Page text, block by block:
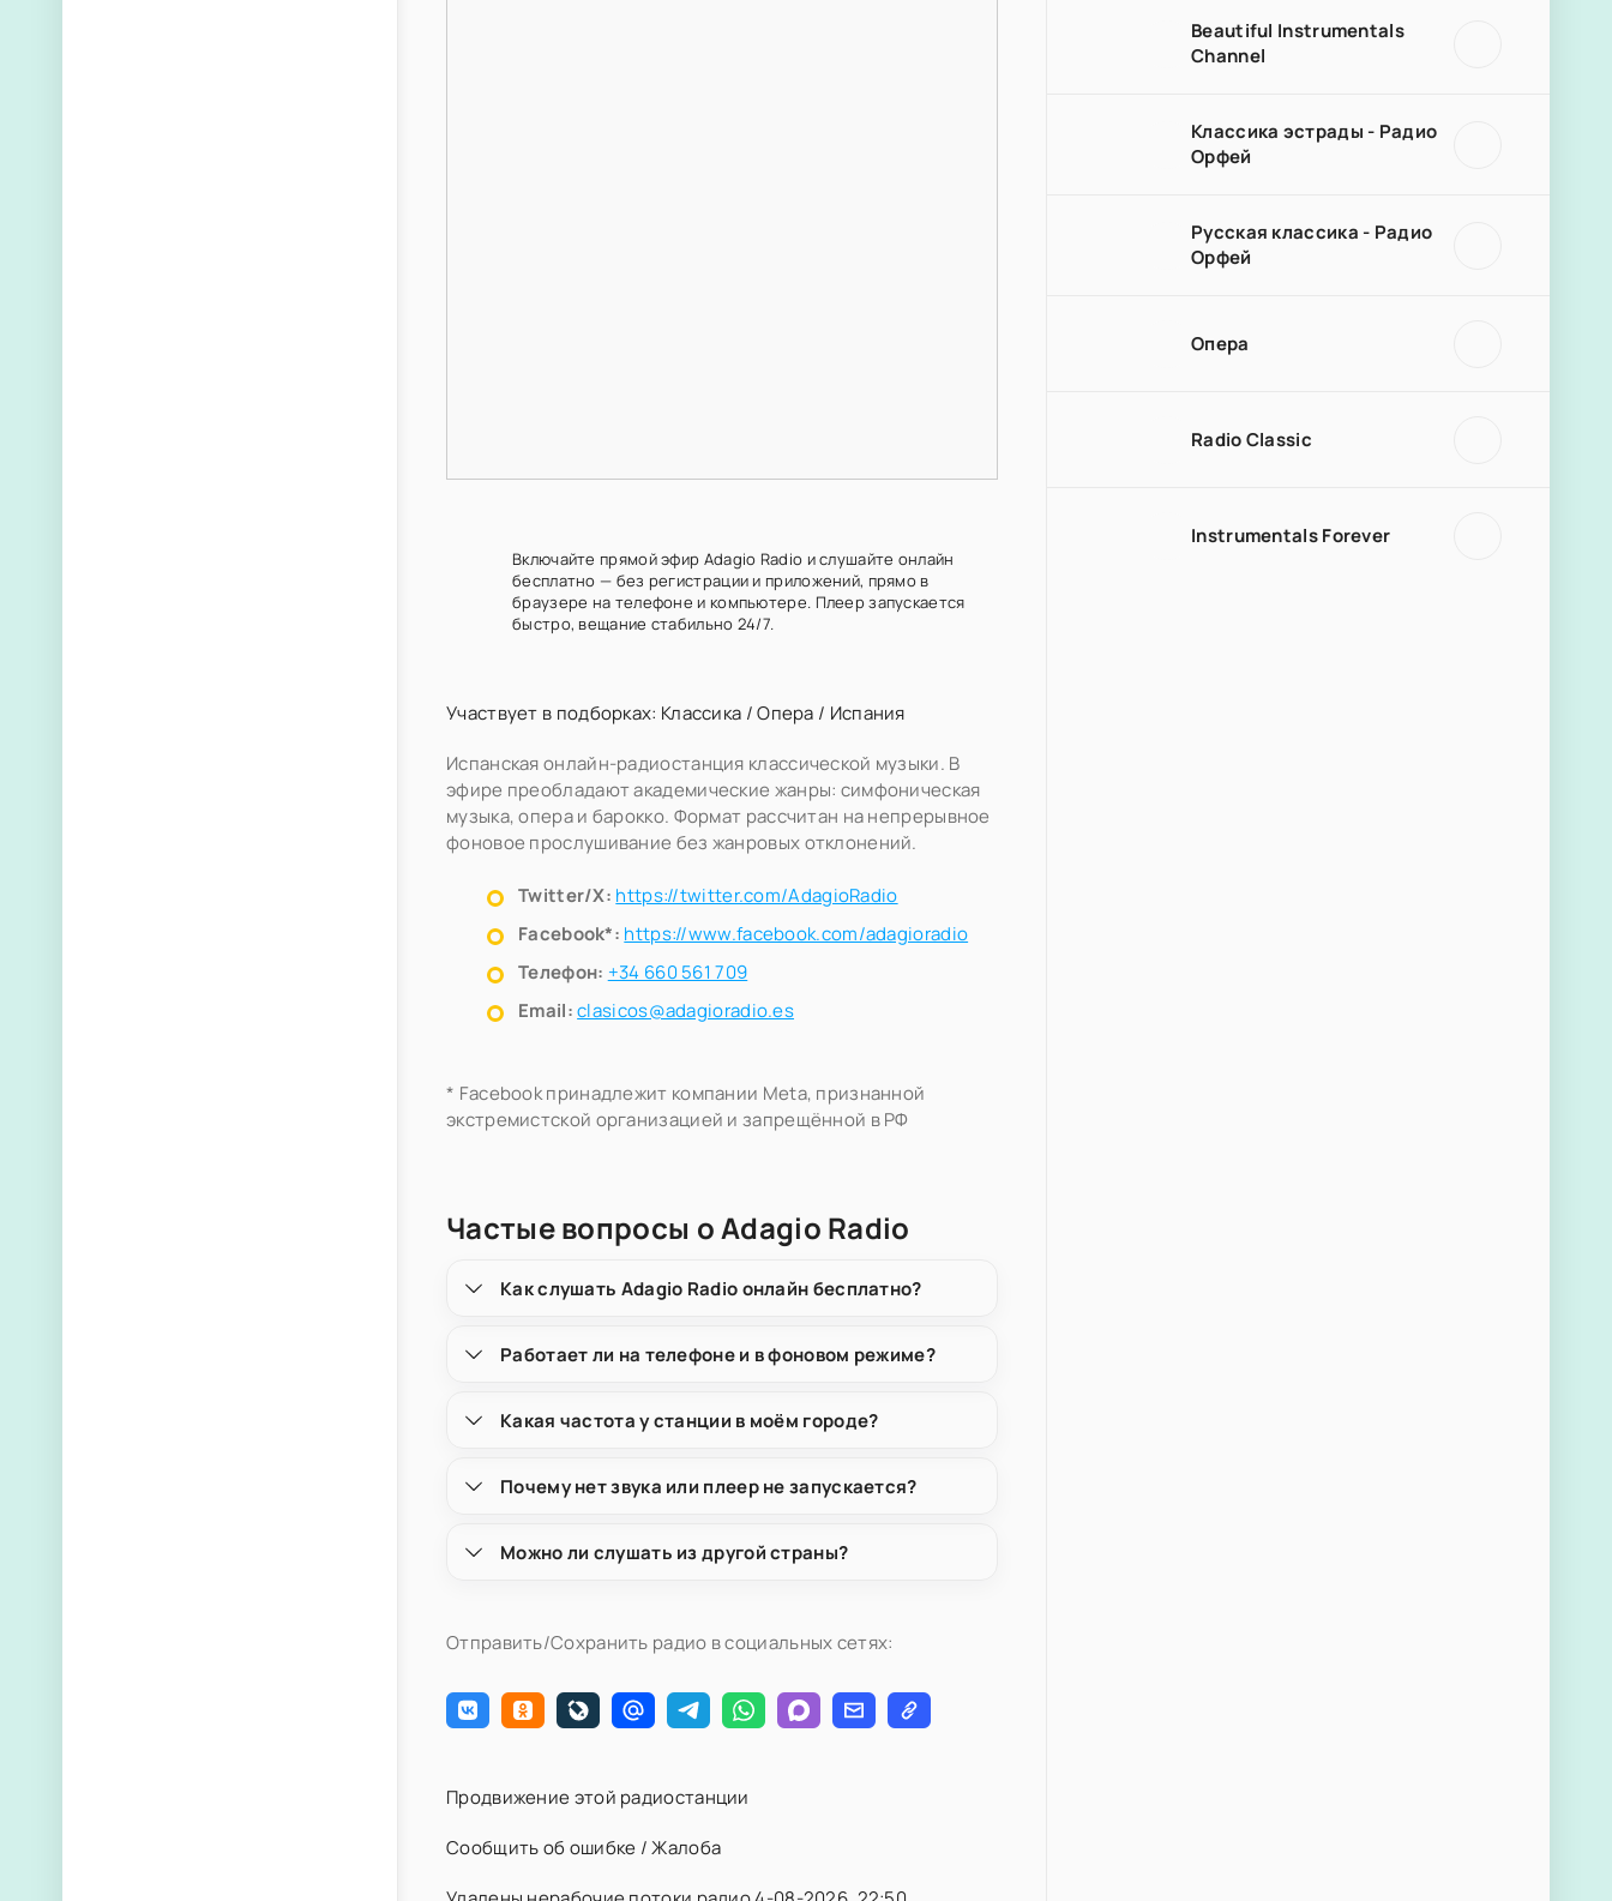
Включайте прямой эфир Adagio Radio и слушайте онлайн
бесплатно — без регистрации и приложений, прямо в
браузере на телефоне и компьютере. Плеер запускается
быстро, вещание стабильно 24/7.
Участвует в подборках: Классика /Опера / Испания
Испанская онлайн-радиостанция классической музыки. В
эфире преобладают академические жанры: симфоническая
музыка, опера и барокко. Формат рассчитан на непрерывное
фоновое прослушивание без жанровых отклонений.
Twitter/X: https://twitter.com/AdagioRadio
Facebook*: https://www.facebook.com/adagioradio
Телефон: +34 660 561 709
Email:clasicos@adagioradio.es
* Facebook принадлежит компании Meta, признанной
экстремистской организацией и запрещённой в РФ
Частые вопросы о Adagio Radio
Как слушать Adagio Radio онлайн бесплатно?
Работает ли на телефоне и в фоновом режиме?
Какая частота у станции в моём городе?
Почему нет звука или плеер не запускается?
Можно ли слушать из другой страны?
Отправить/Сохранить радио в социальных сетях:
Продвижение этой радиостанции
Сообщить об ошибке / Жалоба
Beautiful Instrumentals
Channel
Классика эстрады - Радио
Орфей
Русская классика - Радио
Орфей
Опера
Radio Classic
Instrumentals Forever